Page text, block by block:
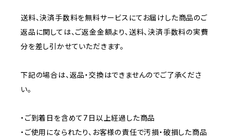
送料、決済手数料を無料サービスにてお届けした商品のご
返品に関しては、ご返金金額より、送料、決済手数料の実費
分を差し引かせていただきます。
下記の場合は、返品・交換はできませんのでご了承くださ
い。
・ご到着日を含めて7日以上経過した商品
・ご使用になられたり、お客様の責任で汚損・破損した商品